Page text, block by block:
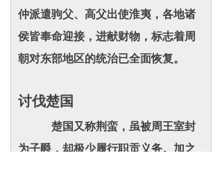
仲派遣驹父、高父出使淮夷，各地诸
侯皆奉命迎接，进献财物，标志着周
朝对东部地区的统治已全面恢复。
讨伐楚国
楚国又称荆蛮，虽被周王室封
为子爵，却极少履行职贡义务。加之